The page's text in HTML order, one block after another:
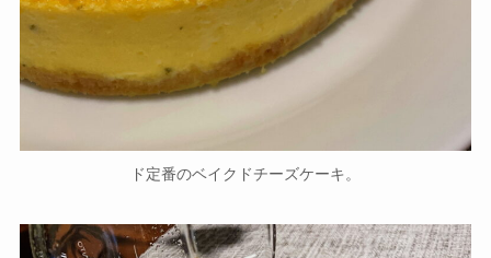
ド定番のベイクドチーズケーキ。